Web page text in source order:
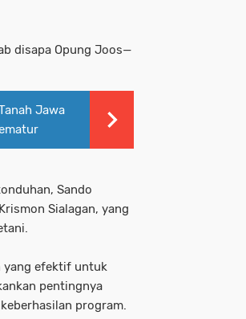
disapa Opung Joos—
Jawa
Sando
Sialagan, yang
yang efektif untuk
pentingnya
program.